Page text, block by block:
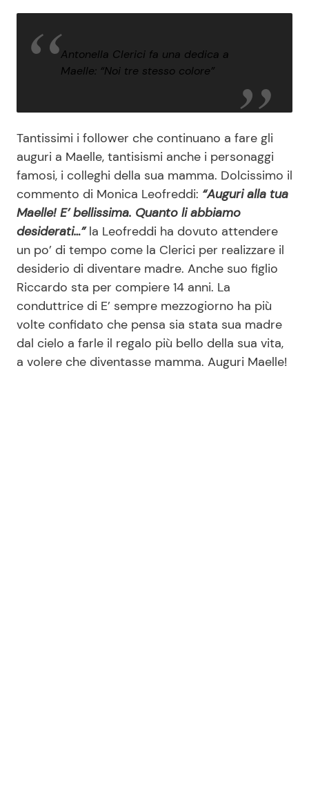
Antonella Clerici fa una dedica a
Maelle: “Noi tre stesso colore”
Tantissimi i follower che continuano a fare gli
auguri a Maelle, tantisismi anche i personaggi
famosi, i colleghi della sua mamma. Dolcissimo il
commento di Monica Leofreddi: “Auguri alla tua
Maelle! E’ bellissima. Quanto li abbiamo
desiderati…”la Leofreddi ha dovuto attendere
un po’ di tempo come la Clerici per realizzare il
desiderio di diventare madre. Anche suo figlio
Riccardo sta per compiere 14 anni. La
conduttrice di E’ sempre mezzogiorno ha più
volte confidato che pensa sia stata sua madre
dal cielo a farle il regalo più bello della sua vita,
a volere che diventasse mamma. Auguri Maelle!